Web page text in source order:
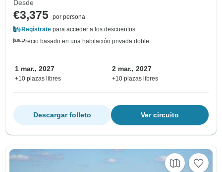
Desde
€3,375 por persona
Regístrate para acceder a los descuentos
Precio basado en una habitación privada doble
1 mar., 2027
+10 plazas libres
2 mar., 2027
+10 plazas libres
Ver circuito
Descargar folleto